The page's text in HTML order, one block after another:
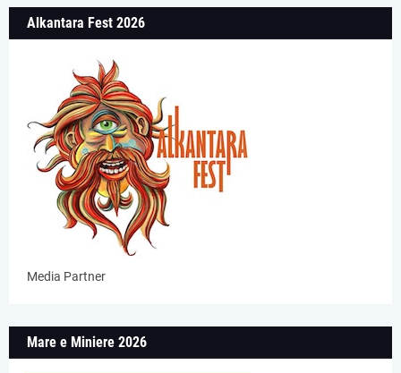
Alkantara Fest 2026
Media Partner
Mare e Miniere 2026